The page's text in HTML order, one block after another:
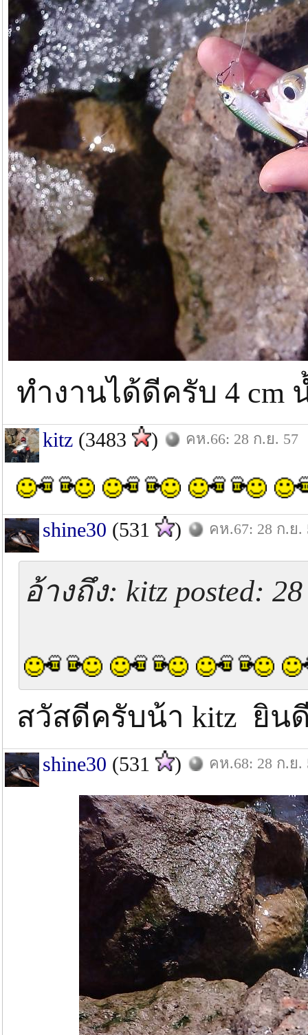
ทำงานได้ดีครับ 4 cm
kitz (3483 ) คห.66: 28 ก.ย. 57
shine30 (531 ) คห.67: 28 ก.ย.
อ้างถึง: kitz posted:
สวัสดีครับน้า kitz ยิน
shine30 (531 ) คห.68: 28 ก.ย.